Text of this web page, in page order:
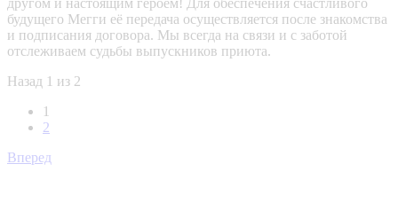
другом и настоящим героем! Для обеспечения счастливого
будущего Мегги её передача осуществляется после знакомства
и подписания договора. Мы всегда на связи и с заботой
отслеживаем судьбы выпускников приюта.
Назад 1 из 2
1
2
Вперед